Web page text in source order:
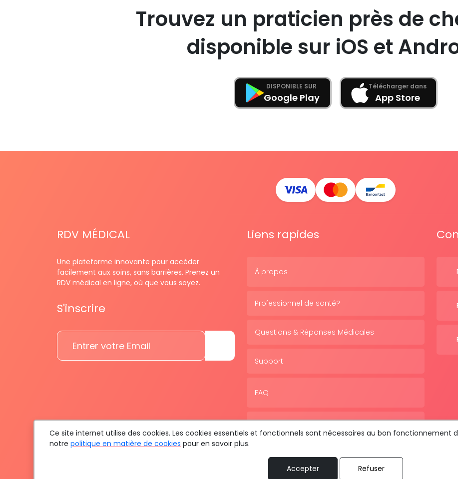
Trouvez un praticien près de
disponible sur iOS et
DISPONIBLE SUR
Google Play
Télécharger dans
App Store
RDV MÉDICAL
Une plateforme innovante pour accéder
facilement aux soins, sans barrières. Prenez un
RDV médical en ligne, où que vous soyez.
S'inscrire
Liens rapides
À propos
Professionnel de santé?
Questions & Réponses Médicales
Support
FAQ
Tous les droits sont réservés © 2026 RDV MÉDICAL By MediaSatCom
Ce site internet utilise des cookies. Les cookies essentiels et fonctionnels sont nécessaires au bon fonctionnement
notrepolitique en matière de cookies pour en savoir plus.
Accepter Refuser